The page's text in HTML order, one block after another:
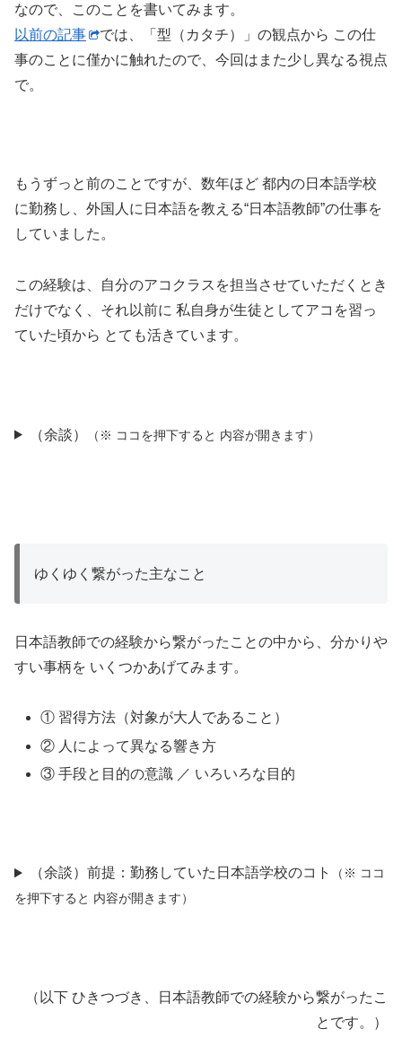
なので、このことを書いてみます。
以前の記事
では、「型（カタチ）」の観点から この仕
事のことに僅かに触れたので、今回はまた少し異なる視点
で。
もうずっと前のことですが、数年ほど 都内の日本語学校
に勤務し、外国人に日本語を教える“日本語教師”の仕事を
していました。
この経験は、自分のアコクラスを担当させていただくとき
だけでなく、それ以前に 私自身が生徒としてアコを習っ
ていた頃から とても活きています。
（余談） （※ ココを押下すると 内容が開きます）
ゆくゆく繋がった主なこと
日本語教師での経験から繋がったことの中から、分かりや
すい事柄を いくつかあげてみます。
① 習得方法（対象が大人であること）
② 人によって異なる響き方
③ 手段と目的の意識 ／ いろいろな目的
（余談）前提：勤務していた日本語学校のコト
（※ ココ
を押下すると 内容が開きます）
（以下 ひきつづき、日本語教師での経験から繋がったこ
とです。）